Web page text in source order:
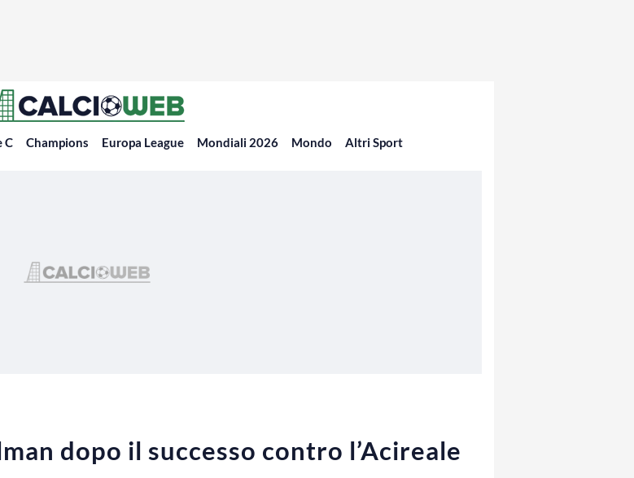
C Champions Europa League Mondiali 2026 Mondo Altri Sport
dopo il successo contro l’Acireale